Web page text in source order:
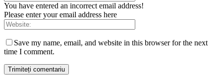
You have entered an incorrect email address!
Please enter your email address here
Save my name, email, and website in this browser for the next
time I comment.